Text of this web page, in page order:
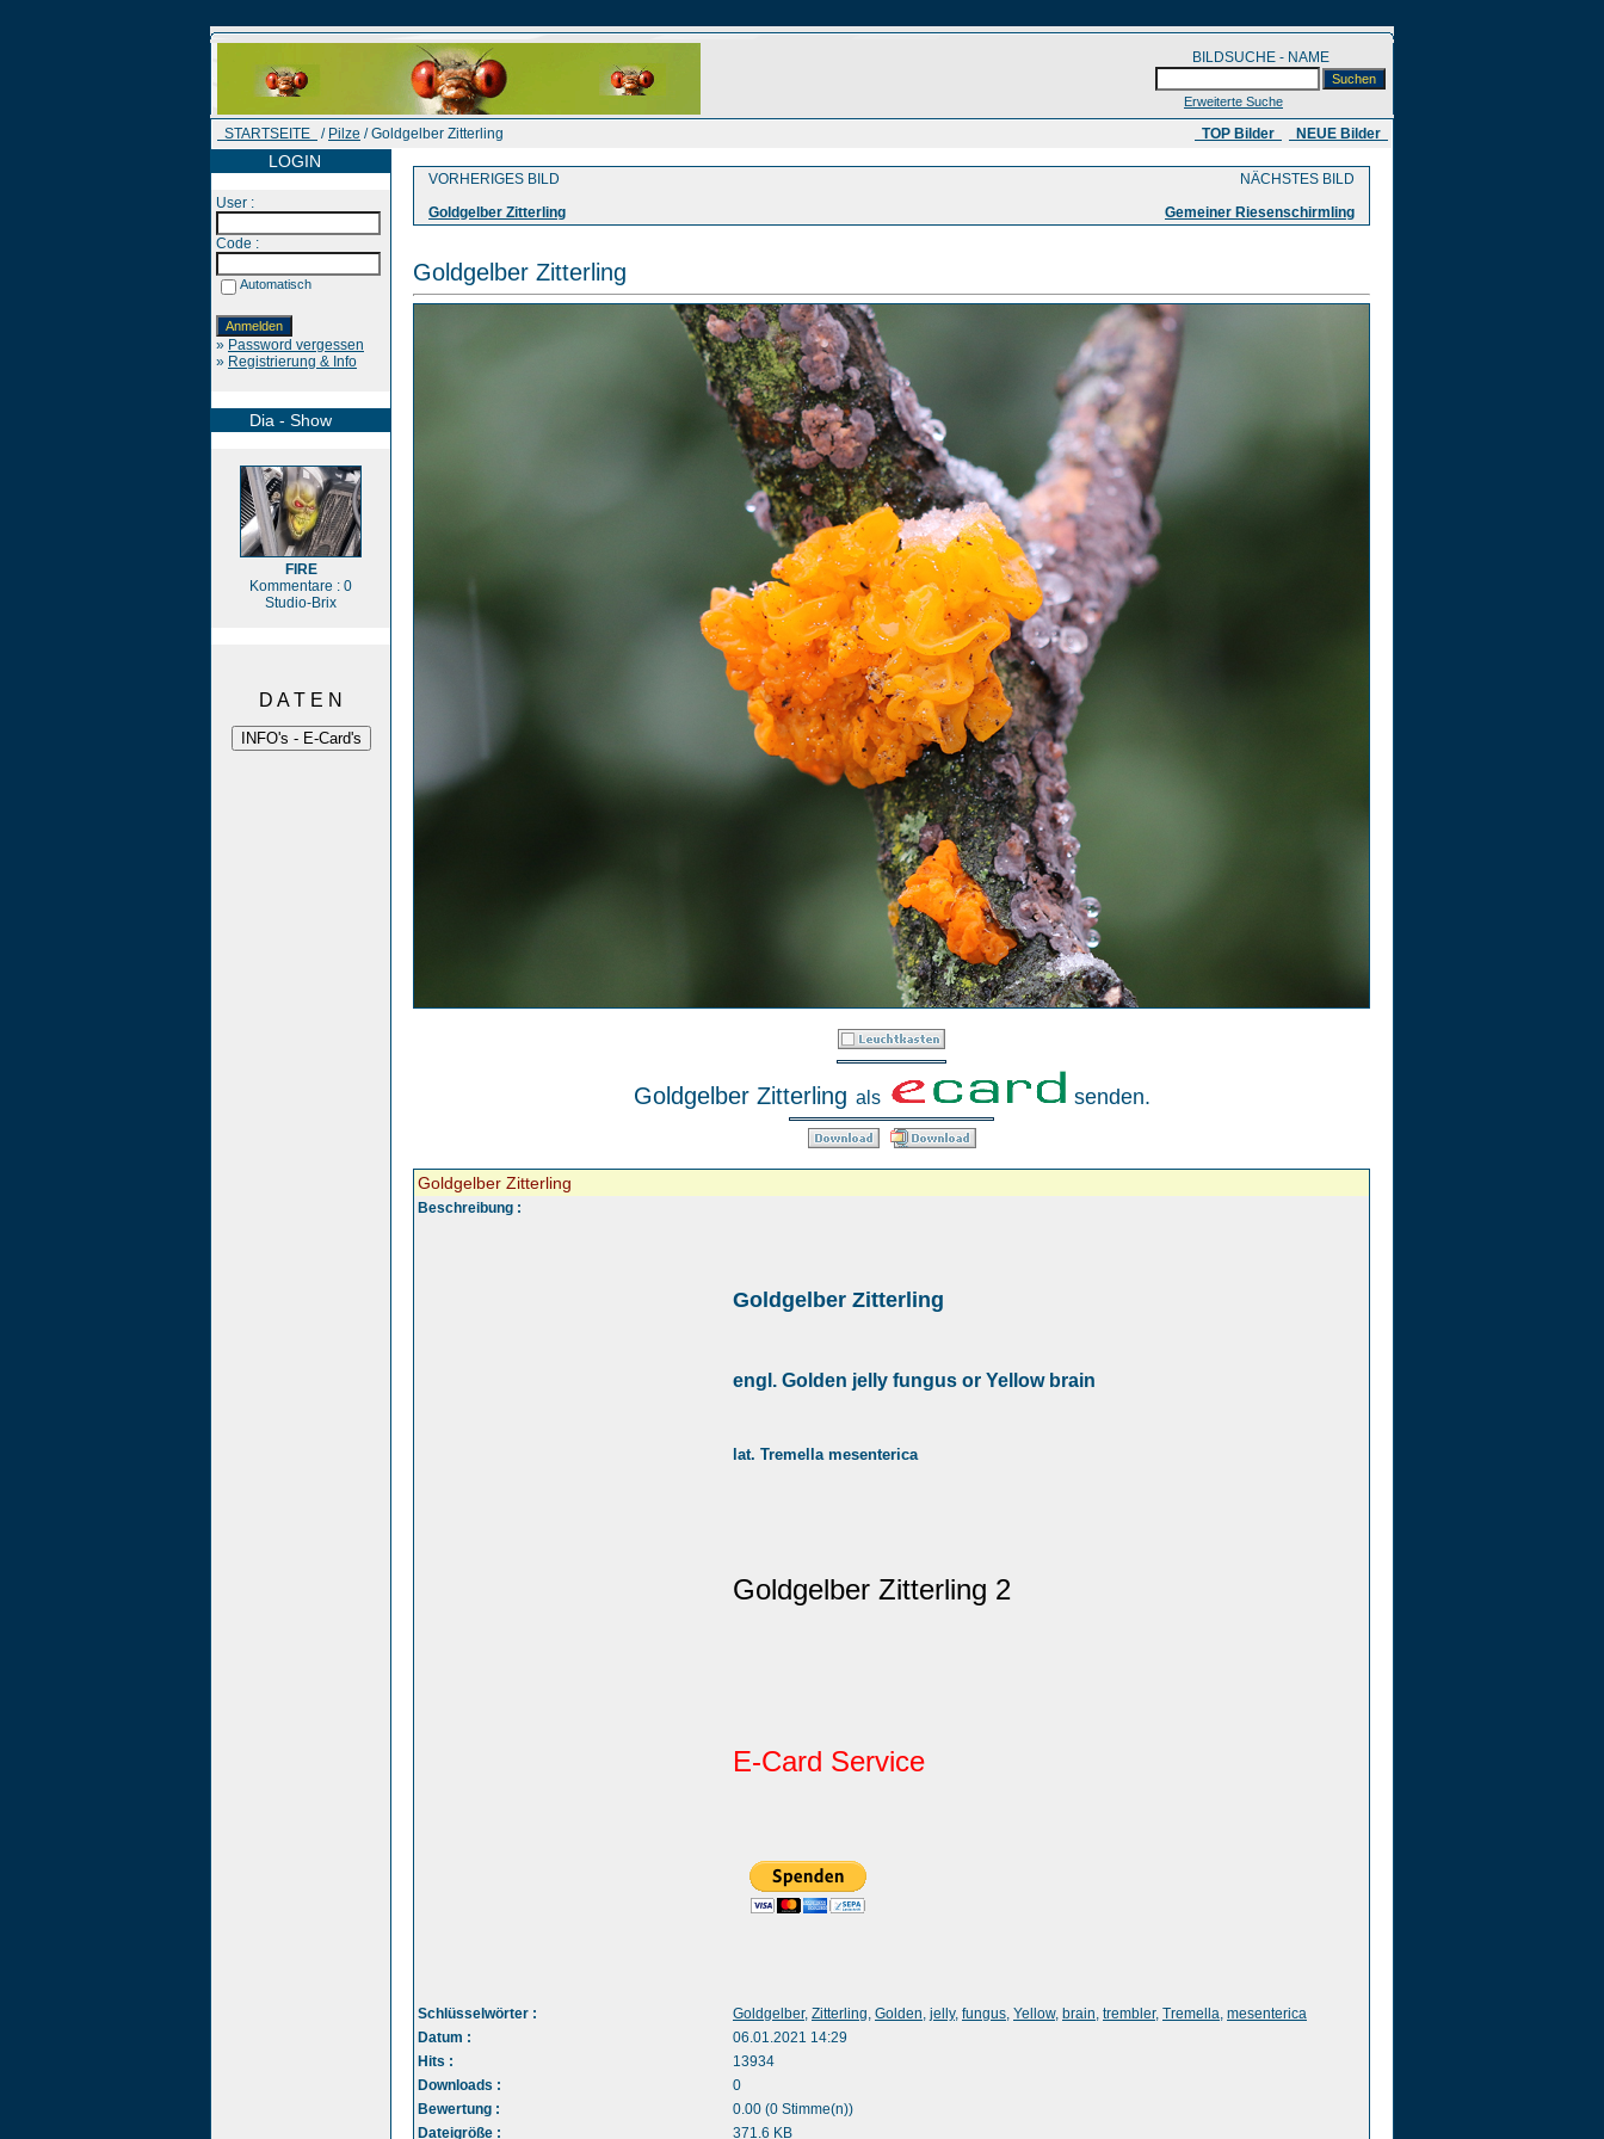
BILDSUCHE - NAME
Erweiterte Suche
STARTSEITE / Pilze / Goldgelber Zitterling ​ TOP Bilder NEUE Bilder
LOGIN
User :
Code :
Automatisch
» Password vergessen
» Registrierung & Info
Dia - Show
FIRE
Kommentare : 0
Studio-Brix
D A T E N
VORHERIGES BILD
Goldgelber Zitterling
NÄCHSTES BILD
Gemeiner Riesenschirmling
Goldgelber Zitterling
Goldgelber Zitterling als senden.
Goldgelber Zitterling
Beschreibung :
Goldgelber Zitterling
engl. Golden jelly fungus or Yellow brain
lat. Tremella mesenterica
Goldgelber Zitterling 2
E-Card Service
Schlüsselwörter : Goldgelber, Zitterling, Golden, jelly, fungus, Yellow, brain, trembler, Tremella, mesenterica
Datum :
06.01.2021 14:29
Hits :
13934
Downloads :
0
Bewertung :
0.00 (0 Stimme(n))
Dateigröße :
371.6 KB